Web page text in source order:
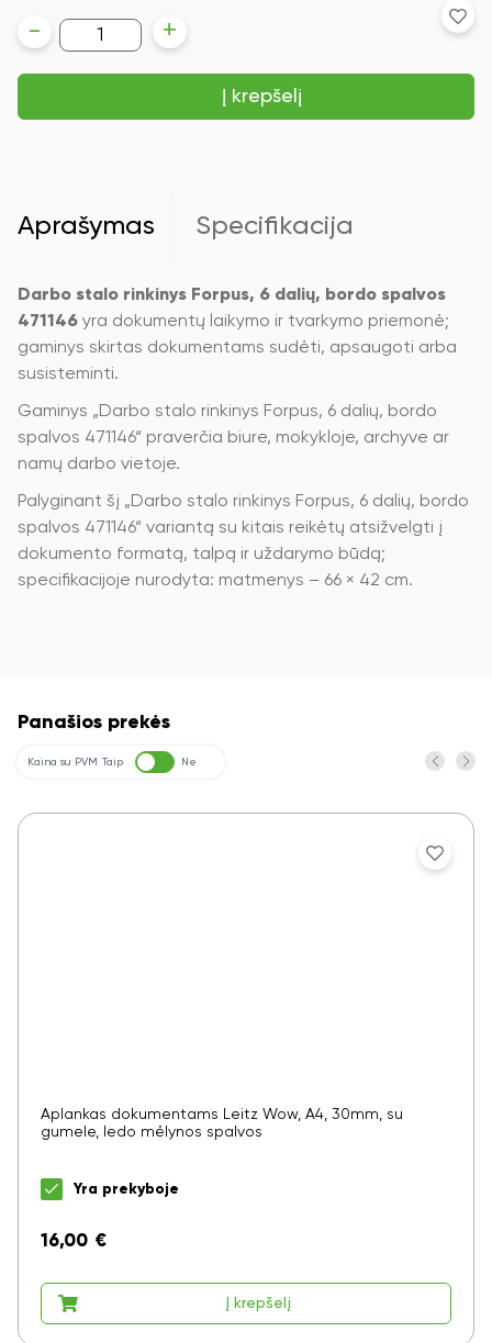
produkto
kiekis:
Darbo
stalo
Forpus,
471146
- +
Į krepšelį
Aprašymas Specifikacija
Darbo stalo rinkinys Forpus, 6 dalių, bordo spalvos
471146 yra dokumentų laikymo ir tvarkymo priemonė;
gaminys skirtas dokumentams sudėti, apsaugoti arba
susisteminti.
Gaminys „Darbo stalo rinkinys Forpus, 6 dalių, bordo
spalvos 471146“ praverčia biure, mokykloje, archyve ar
namų darbo vietoje.
Palyginant šį „Darbo stalo rinkinys Forpus, 6 dalių, bordo
spalvos 471146“ variantą su kitais reikėtų atsižvelgti į
dokumento formatą, talpą ir uždarymo būdą;
specifikacijoje nurodyta: matmenys – 66 × 42 cm.
Panašios prekės
Kaina su PVM Taip Ne
Aplankas dokumentams Leitz Wow, A4, 30mm, su
gumele, ledo mėlynos spalvos
Yra prekyboje
16,00 €
Į krepšelį